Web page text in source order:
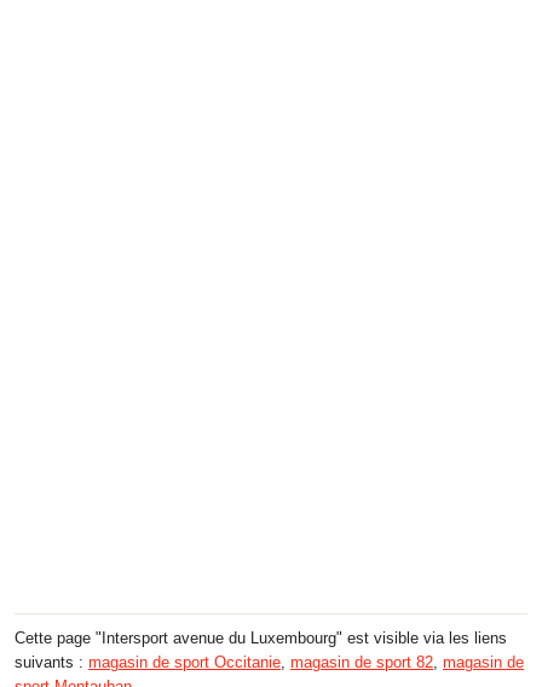
Cette page "Intersport avenue du Luxembourg" est visible via les liens
suivants : magasin de sport Occitanie magasin de sport 82 magasin de